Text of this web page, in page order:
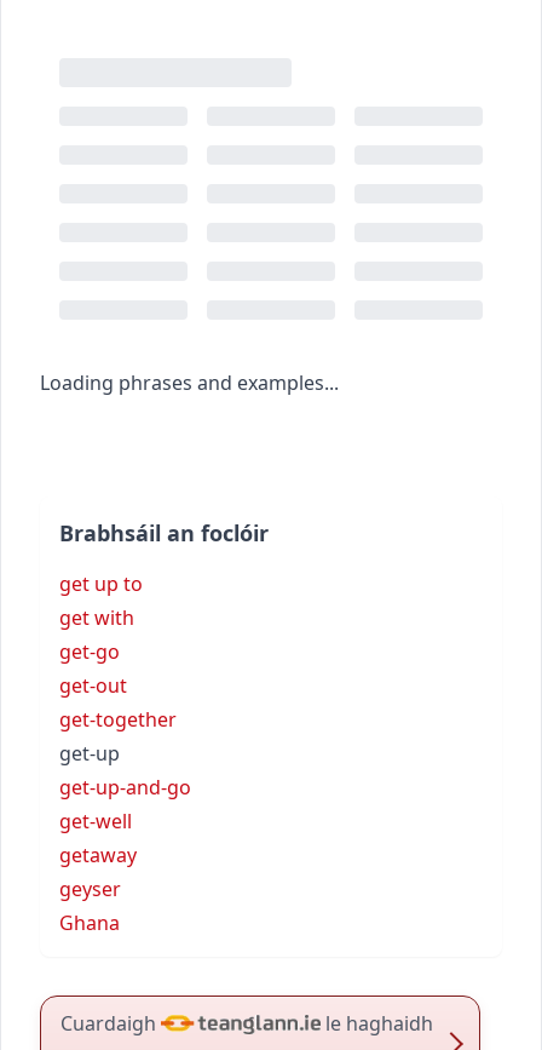
Loading phrases and examples...
Brabhsáil an foclóir
get up to
get with
get-go
get-out
get-together
get-up
get-up-and-go
get-well
getaway
geyser
Ghana
Cuardaigh le haghaidh